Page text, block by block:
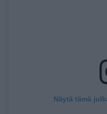
Näytä tämä